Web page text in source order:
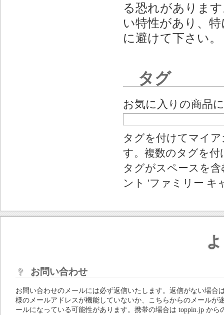
る恐れがありま
い特性があり、
に避けて下さい。
タグ
お気に入りの商品
タグを付けてマイ
す。複数のタグを
タグがスペースを
ント 'ファミリー キ
お問い合わせ
お問い合わせのメールには必ず返信いたします。返信がない場合
様のメールアドレスが機能していないか、こちらからのメールが
ールになっている可能性があります。携帯の場合は toppin.jp から